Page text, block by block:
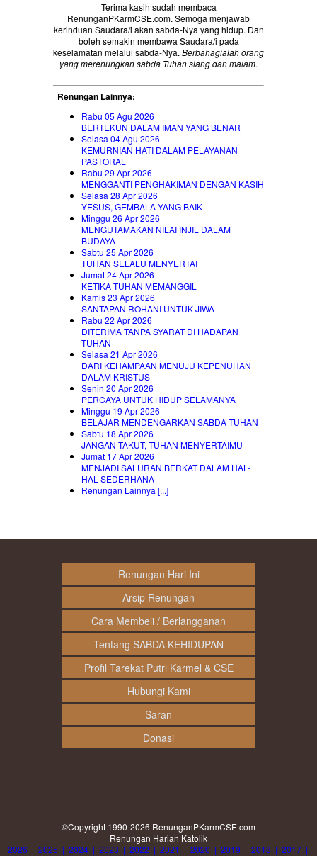
Terima kasih sudah membaca
RenunganPKarmCSE.com. Semoga menjawab
kerinduan Saudara/i akan sabda-Nya yang hidup. Dan
boleh semakin membawa Saudara/i pada
keselamatan melalui sabda-Nya. Berbahagialah orang
yang merenungkan sabda Tuhan siang dan malam.
Renungan Lainnya:
Rabu 05 Agu 2026
BERTEKUN DALAM IMAN YANG BENAR
Selasa 04 Agu 2026
KEMURNIAN HATI DALAM PELAYANAN
PASTORAL
Rabu 29 Apr 2026
MENGGANTI PENGHAKIMAN DENGAN KASIH
Selasa 28 Apr 2026
YESUS, GEMBALA YANG BAIK
Minggu 26 Apr 2026
MENGUTAMAKAN NILAI INJIL DALAM
BUDAYA
Sabtu 25 Apr 2026
TUHAN SELALU MENYERTAI
Jumat 24 Apr 2026
KETIKA TUHAN MEMANGGIL
Kamis 23 Apr 2026
SANTAPAN ROHANI UNTUK JIWA
Rabu 22 Apr 2026
DITERIMA TANPA SYARAT DI HADAPAN
TUHAN
Selasa 21 Apr 2026
DARI KEHAMPAAN MENUJU KEPENUHAN
DALAM KRISTUS
Senin 20 Apr 2026
PERCAYA UNTUK HIDUP SELAMANYA
Minggu 19 Apr 2026
BELAJAR MENDENGARKAN SABDA TUHAN
Sabtu 18 Apr 2026
JANGAN TAKUT, TUHAN MENYERTAIMU
Jumat 17 Apr 2026
MENJADI SALURAN BERKAT DALAM HAL-
HAL SEDERHANA
Renungan Lainnya [...]
Renungan Hari Ini
Arsip Renungan
Cara Membeli / Berlangganan
Tentang SABDA KEHIDUPAN
Profil Tarekat Putri Karmel & CSE
Hubungi Kami
Saran
Donasi
©Copyright 1990-2026 RenunganPKarmCSE.com
Renungan Harian Katolik
2026 | 2025 | 2024 | 2023 | 2022 | 2021 | 2020 | 2019 | 2018 | 2017 |